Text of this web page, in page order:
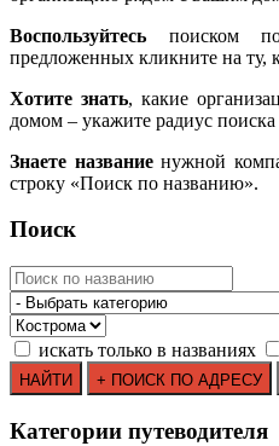
Воспользуйтесь поиском
предложенных кликните на ту,
Хотите знать, какие
домом – укажите радиус
Знаете названиенужной
строку «Поиск по названию».
Поиск
искать только в названиях
Категории путеводителя